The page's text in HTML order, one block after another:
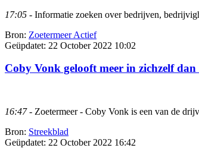
17:05 - Informatie zoeken over bedrijven,
Bron: Zoetermeer Actief
Geüpdatet: 22 October 2022 10:02
Coby Vonk gelooft meer in zichzelf
16:47- Zoetermeer - Coby Vonk is een van de
Bron: Streekblad
Geüpdatet: 22 October 2022 16:42